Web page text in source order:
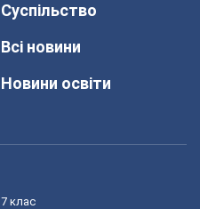
Суспільство
Всі новини
Новини освіти
7 клас